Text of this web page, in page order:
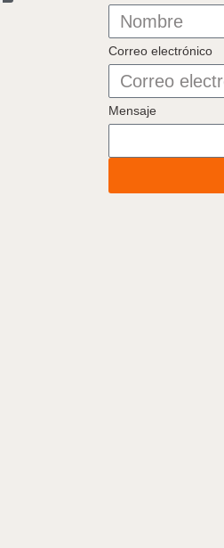
Correo electrónico
Mensaje